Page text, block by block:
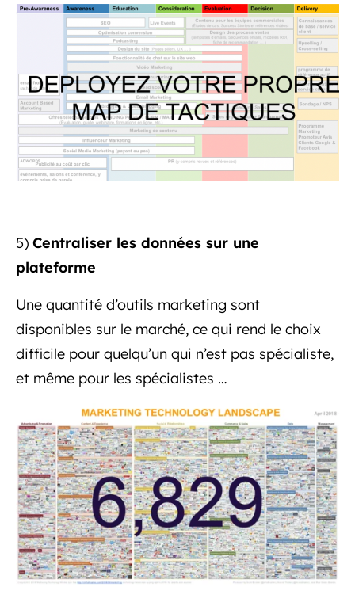
5) Centraliser les données sur une
plateforme
Une quantité d’outils marketing sont
disponibles sur le marché, ce qui rend le choix
difficile pour quelqu’un qui n’est pas spécialiste,
et même pour les spécialistes …